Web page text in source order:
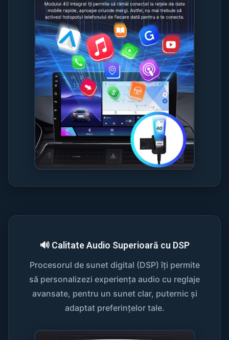
🔊 Calitate Audio Superioară cu DSP
Procesorul de sunet digital (DSP) îți permite
să personalizezi experiența audio cu reglaje
avansate, pentru un sunet clar, puternic și
adaptat preferințelor tale.